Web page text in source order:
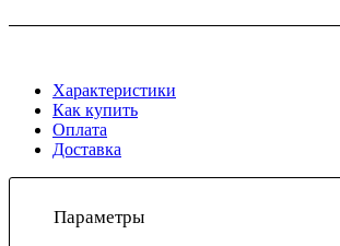
Характеристики
Как купить
Оплата
Доставка
Параметры